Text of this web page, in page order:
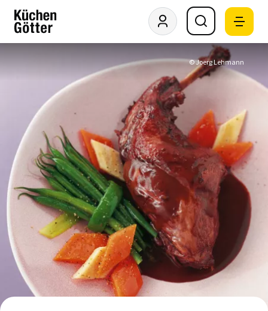
© Joerg Lehmann